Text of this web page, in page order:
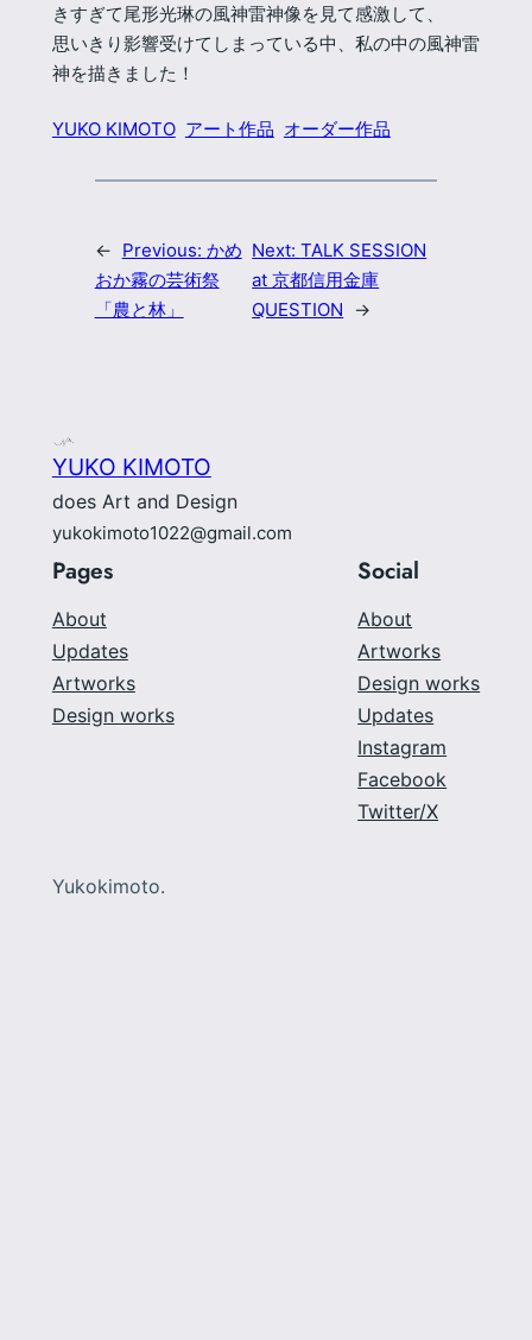
きすぎて尾形光琳の風神雷神像を見て感激して、
思いきり影響受けてしまっている中、私の中の風神雷
神を描きました！
YUKO KIMOTO アート作品 オーダー作品
← Previous: かめ
おか霧の芸術祭
「農と林」
Next:TALK SESSION
at 京都信用金庫
QUESTION →
YUKO KIMOTO
does Art and Design
yukokimoto1022@gmail.com
Pages
About
Updates
Artworks
Design works
Social
About
Artworks
Design works
Updates
Instagram
Facebook
Twitter/X
Yukokimoto.